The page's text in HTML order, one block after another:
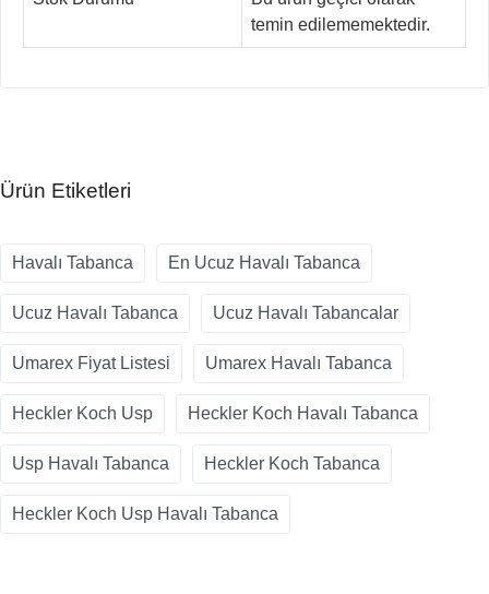
temin edilememektedir.
Ürün Etiketleri
Havalı Tabanca En Ucuz Havalı Tabanca
Ucuz Havalı Tabanca Ucuz Havalı Tabancalar
Umarex Fiyat Listesi Umarex Havalı Tabanca
Heckler Koch Usp Heckler Koch Havalı Tabanca
Usp Havalı Tabanca Heckler Koch Tabanca
Heckler Koch Usp Havalı Tabanca